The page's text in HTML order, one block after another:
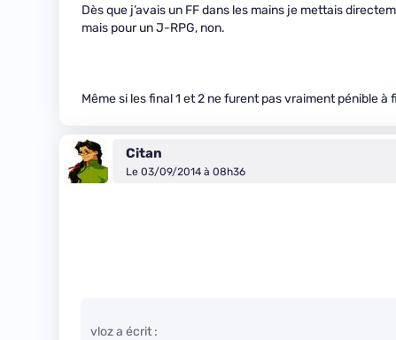
Dès que j’avais un FF dans les mains je mettais
mais pour un J-RPG, non.
Même si les final 1 et 2 ne furent pas vraiment pénible à
Citan
Le 03/09/2014 à 08h36
vloz a écrit :